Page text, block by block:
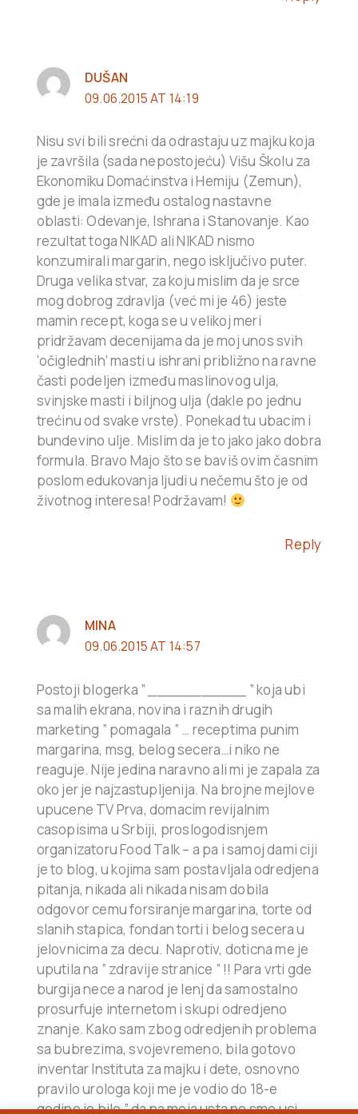
DUŠAN
09.06.2015 AT 14:19
Nisu svi bili srećni da odrastaju uz majku koja
je završila (sada nepostojeću) Višu Školu za
Ekonomiku Domaćinstva i Hemiju (Zemun),
gde je imala između ostalog nastavne
oblasti: Odevanje, Ishrana i Stanovanje. Kao
rezultat toga NIKAD ali NIKAD nismo
konzumirali margarin, nego isključivo puter.
Druga velika stvar, za koju mislim da je srce
mog dobrog zdravlja (već mi je 46) jeste
mamin recept, koga se u velikoj meri
pridržavam decenijama da je moj unos svih
‘očiglednih’ masti u ishrani približno na ravne
časti podeljen između maslinovog ulja,
svinjske masti i biljnog ulja (dakle po jednu
trećinu od svake vrste). Ponekad tu ubacim i
bundevino ulje. Mislim da je to jako jako dobra
formula. Bravo Majo što se baviš ovim časnim
poslom edukovanja ljudi u nečemu što je od
životnog interesa! Podržavam!
Reply
MINA
09.06.2015 AT 14:57
Postoji blogerka ” ___________ ” koja ubi
sa malih ekrana, novina i raznih drugih
marketing ” pomagala ” … receptima punim
margarina, msg, belog secera…i niko ne
reaguje. Nije jedina naravno ali mi je zapala za
oko jer je najzastupljenija. Na brojne mejlove
upucene TV Prva, domacim revijalnim
casopisima u Srbiji, proslogodisnjem
organizatoru Food Talk – a pa i samoj dami ciji
je to blog, u kojima sam postavljala odredjena
pitanja, nikada ali nikada nisam dobila
odgovor cemu forsiranje margarina, torte od
slanih stapica, fondan torti i belog secera u
jelovnicima za decu. Naprotiv, doticna me je
uputila na ” zdravije stranice ” !! Para vrti gde
burgija nece a narod je lenj da samostalno
prosurfuje internetom i skupi odredjeno
znanje. Kako sam zbog odredjenih problema
sa bubrezima, svojevremeno, bila gotovo
inventar Instituta za majku i dete, osnovno
pravilo urologa koji me je vodio do 18-e
godine je bilo ” da na moja usta ne sme uci